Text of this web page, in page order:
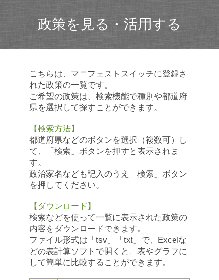
政策を見る・活用する
こちらは、マニフェストスイッチに登録さ
れた政策の一覧です。
ご希望の政策は、検索機能で種別や都道府
県を選択して探すことができます。
【検索方法】
都道府県などのボタンを選択（複数可）し
て、「検索」ボタンを押すと表示されま
す。
政治家名なども記入のうえ「検索」ボタン
を押してください。
【ダウンロード】
検索などを使って一覧に表示された政策の
内容をダウンロードできます。
ファイル形式は「tsv」「txt」で、Excelな
どの表計算ソフトで開くと、表やグラフに
して簡単に比較することができます。